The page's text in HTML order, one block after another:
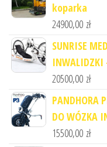
koparka
24900,00 zł
SUNRISE
INWALIDZKI
20500,00 zł
PANDHORA
DO WÓZKA
15500,00 zł